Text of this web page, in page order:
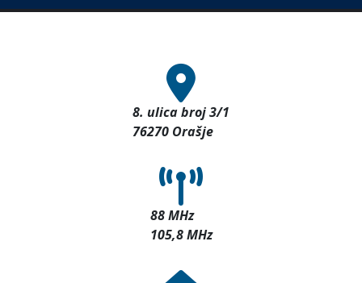
8. ulica broj 3/1
76270 Orašje
88 MHz
105,8 MHz